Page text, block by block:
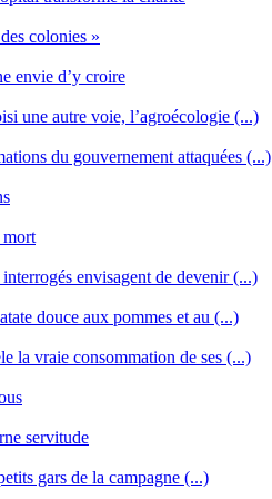
colonies »
envie d’y croire
une autre voie, l’agroécologie (...)
du gouvernement attaquées (...)
mort
envisagent de devenir (...)
douce aux pommes et au (...)
la vraie consommation de ses (...)
servitude
gars de la campagne (...)